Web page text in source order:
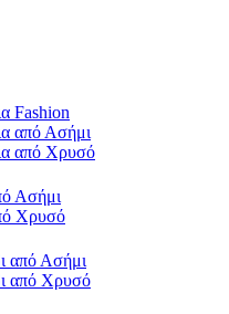
Fashion
από Ασήμι
από Χρυσό
Ασήμι
Χρυσό
από Ασήμι
από Χρυσό